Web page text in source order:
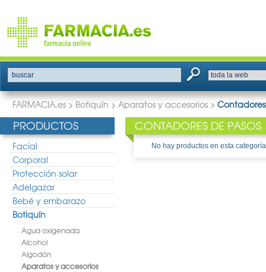
buscar
FARMACIA.es > Botiquín > Aparatos y accesorios >
PRODUCTOS
Facial
Corporal
Protección solar
Adelgazar
Bebé y embarazo
Botiquín
Agua oxigenada
Alcohol
Algodón
Aparatos y accesorios
CONTADORES DE PASOS
No hay productos en esta